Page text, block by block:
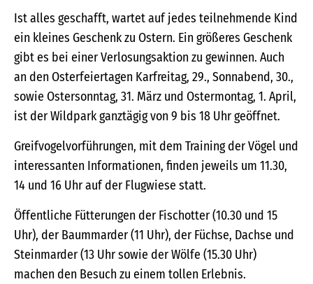
Ist alles geschafft, wartet auf jedes teilnehmende Kind
ein kleines Geschenk zu Ostern. Ein größeres Geschenk
gibt es bei einer Verlosungsaktion zu gewinnen. Auch
an den Osterfeiertagen Karfreitag, 29., Sonnabend, 30.,
sowie Ostersonntag, 31. März und Ostermontag, 1. April,
ist der Wildpark ganztägig von 9 bis 18 Uhr geöffnet.
Greifvogelvorführungen, mit dem Training der Vögel und
interessanten Informationen, finden jeweils um 11.30,
14 und 16 Uhr auf der Flugwiese statt.
Öffentliche Fütterungen der Fischotter (10.30 und 15
Uhr), der Baummarder (11 Uhr), der Füchse, Dachse und
Steinmarder (13 Uhr sowie der Wölfe (15.30 Uhr)
machen den Besuch zu einem tollen Erlebnis.